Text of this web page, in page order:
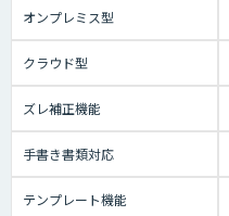
オンプレミス型
クラウド型
ズレ補正機能
手書き書類対応
テンプレート機能